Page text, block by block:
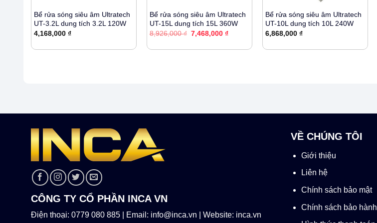
Bể rửa sóng siêu âm Ultratech
UT-3.2L dung tích 3.2L 120W
4,168,000 ₫
Bể rửa sóng siêu âm Ultratech
UT-15L dung tích 15L 360W
8,926,000₫ Giá
7,468,000 ₫Giá
Bể rửa sóng siêu âm Ultratech
UT-10L dung tích 10L 240W
6,868,000 ₫
CÔNG TY CỔ PHẦN INCA VN
Điện thoại: 0779 080 885 | Email: info@inca.vn | Website: inca.vn
VỀ CHÚNG TÔI
Giới thiệu
Liên hệ
Chính sách bảo mật
Chính sách bảo hành